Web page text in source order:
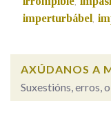
Nos exemplos
Na fraseoloxía
imperturbábel ,
AXÚDANOS A
Suxestións, erros,